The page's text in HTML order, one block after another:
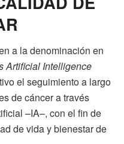
a la denominación en
Artificial Intelligence
el seguimiento a largo
de cáncer a través
–IA–, con el fin de
de vida y bienestar de